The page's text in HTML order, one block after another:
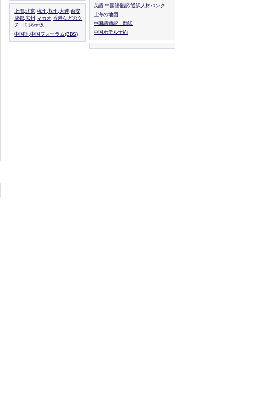
上海,北京,杭州,蘇州,大連,西安,
成都,広州,マカオ,香港などのク
チコミ掲示板
中国語,中国フォーラム(BBS)
英語,中国語翻訳/通訳人材バンク
上海の地図
中国語通訳，翻訳
中国ホテル予約